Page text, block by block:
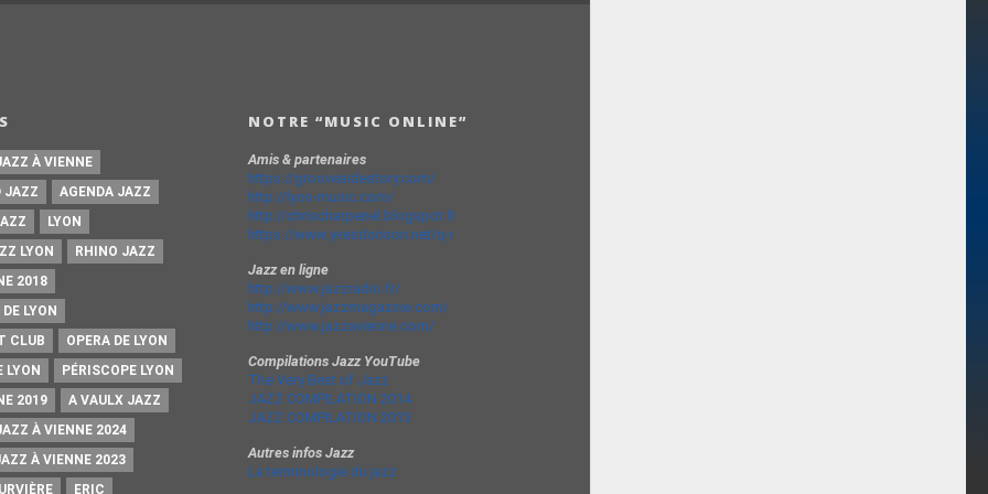
À VIENNE
JAZZ
AGENDA JAZZ
LYON
LYON
RHINO JAZZ
2018
LYON
CLUB
OPERA DE LYON
LYON
PÉRISCOPE LYON
2019
A VAULX JAZZ
À VIENNE 2024
À VIENNE 2023
ERIC
NOTRE “MUSIC ONLINE”
Amis & partenaires
https://groovesidestory.com/
http://lyon-music.com/
http://chrischarpenel.blogspot.fr
https://www.yvesdorison.net/q-r
Jazz en ligne
http://www.jazzradio.fr/
http://www.jazzmagazine.com/
http://www.jazzavienne.com/
Compilations Jazz YouTube
The Very Best of Jazz
JAZZ COMPILATION 2014
JAZZ COMPILATION 2013
Autres infos Jazz
La terminologie du jazz